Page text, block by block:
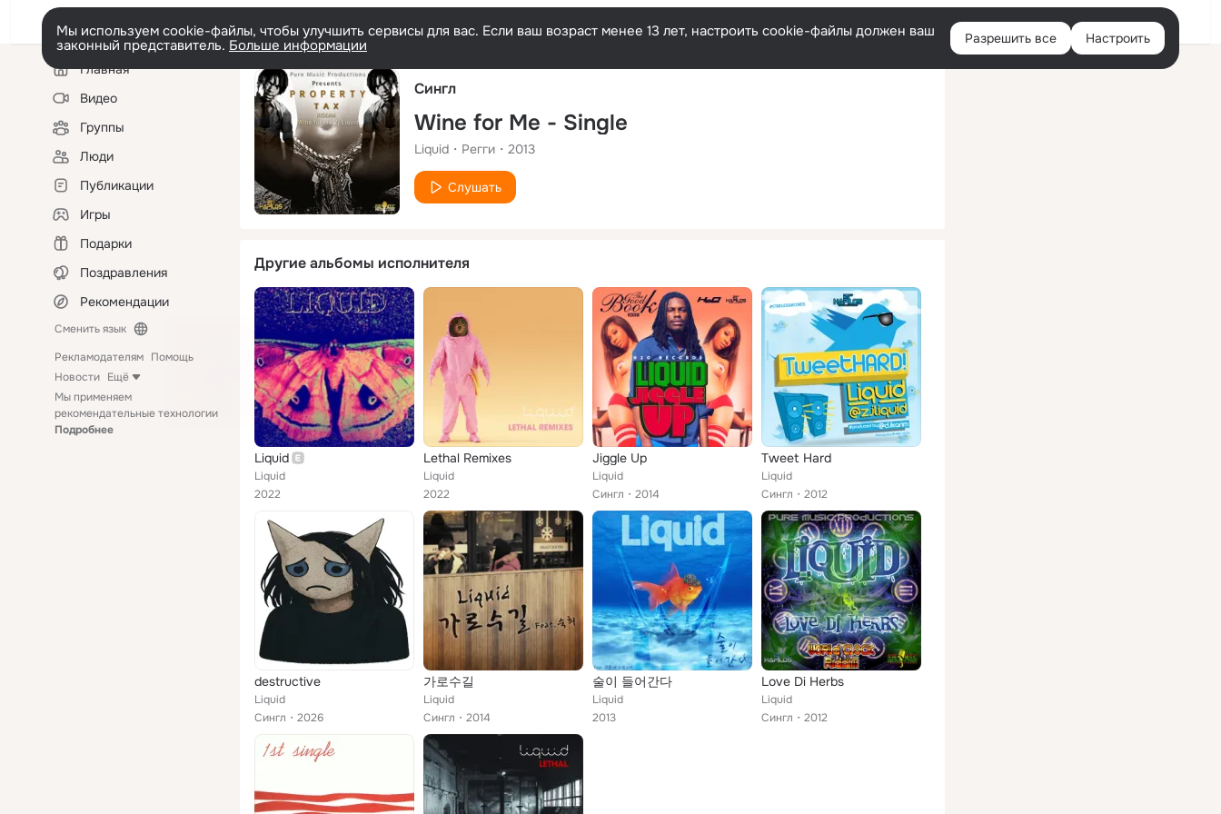
Русский Войти
Мы используем cookie-файлы, чтобы улучшить сервисы для вас. Если ваш возраст менее 13 лет, настроить cookie-файлы должен ваш
законный представитель. Больше информации Разрешить все Настроить
Левая
колонкаГлавная
Видео
Группы
Люди
Публикации
Игры
Подарки
Поздравления
Рекомендации
Сменить язык
Рекламодателям Помощь
Новости Ещё
Мы применяем
рекомендательные технологии
Подробнее
Сингл
Wine for Me - Single
Liquid Регги 2013
Слушать
Другие альбомы исполнителя
Liquid
Liquid
2022
Lethal Remixes
Liquid
2022
Jiggle Up
Liquid
Сингл
2014
Tweet Hard
Liquid
Сингл
2012
destructive
Liquid
Сингл
2026
가로수길
Liquid
Сингл
2014
술이 들어간다
Liquid
2013
Love Di Herbs
Liquid
Сингл
2012